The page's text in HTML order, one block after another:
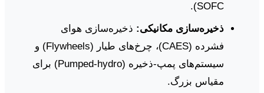
SOFC).
ذخیره‌سازی مکانیکی: ذخیره‌سازی هوای
فشرده (CAES)، چرخ‌های طیار (Flywheels) و
سیستم‌های پمپ-ذخیره (Pumped-hydro) برای
مقیاس بزرگ.